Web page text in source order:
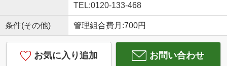
TEL:0120-133-468
条件(その他) 管理組合費月:700円
お気に入り追加 お問い合わせ